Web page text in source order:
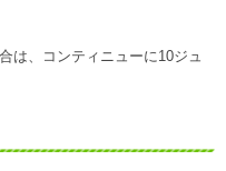
は、コンティニューに10ジュ